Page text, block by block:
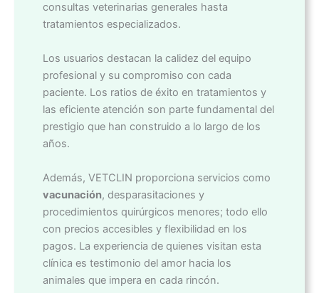
consultas veterinarias generales hasta
tratamientos especializados.
Los usuarios destacan la calidez del equipo
profesional y su compromiso con cada
paciente. Los ratios de éxito en tratamientos y
las eficiente atención son parte fundamental del
prestigio que han construido a lo largo de los
años.
Además, VETCLIN proporciona servicios como
vacunación, desparasitaciones y
procedimientos quirúrgicos menores; todo ello
con precios accesibles y flexibilidad en los
pagos. La experiencia de quienes visitan esta
clínica es testimonio del amor hacia los
animales que impera en cada rincón.